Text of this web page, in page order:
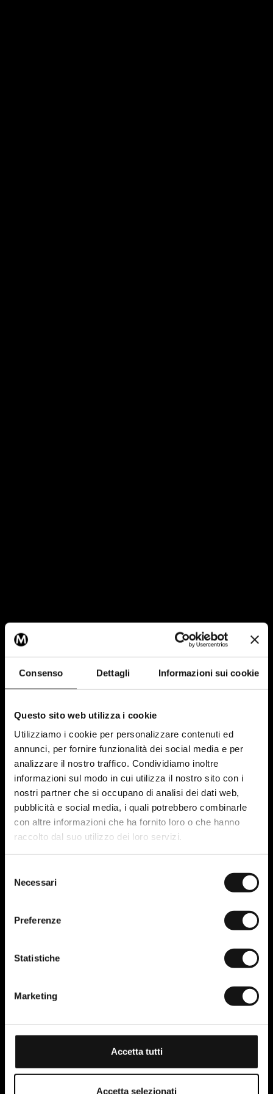
Consenso Dettagli Informazioni sui cookie
Questo sito web utilizza i cookie
Utilizziamo i cookie per personalizzare contenuti ed
annunci, per fornire funzionalità dei social media e per
analizzare il nostro traffico. Condividiamo inoltre
informazioni sul modo in cui utilizza il nostro sito con i
nostri partner che si occupano di analisi dei dati web,
pubblicità e social media, i quali potrebbero combinarle
con altre informazioni che ha fornito loro o che hanno
raccolto dal suo utilizzo dei loro servizi.
delNecessari
Preferenze
Statistiche
Marketing
Accetta tutti
Accetta selezionati